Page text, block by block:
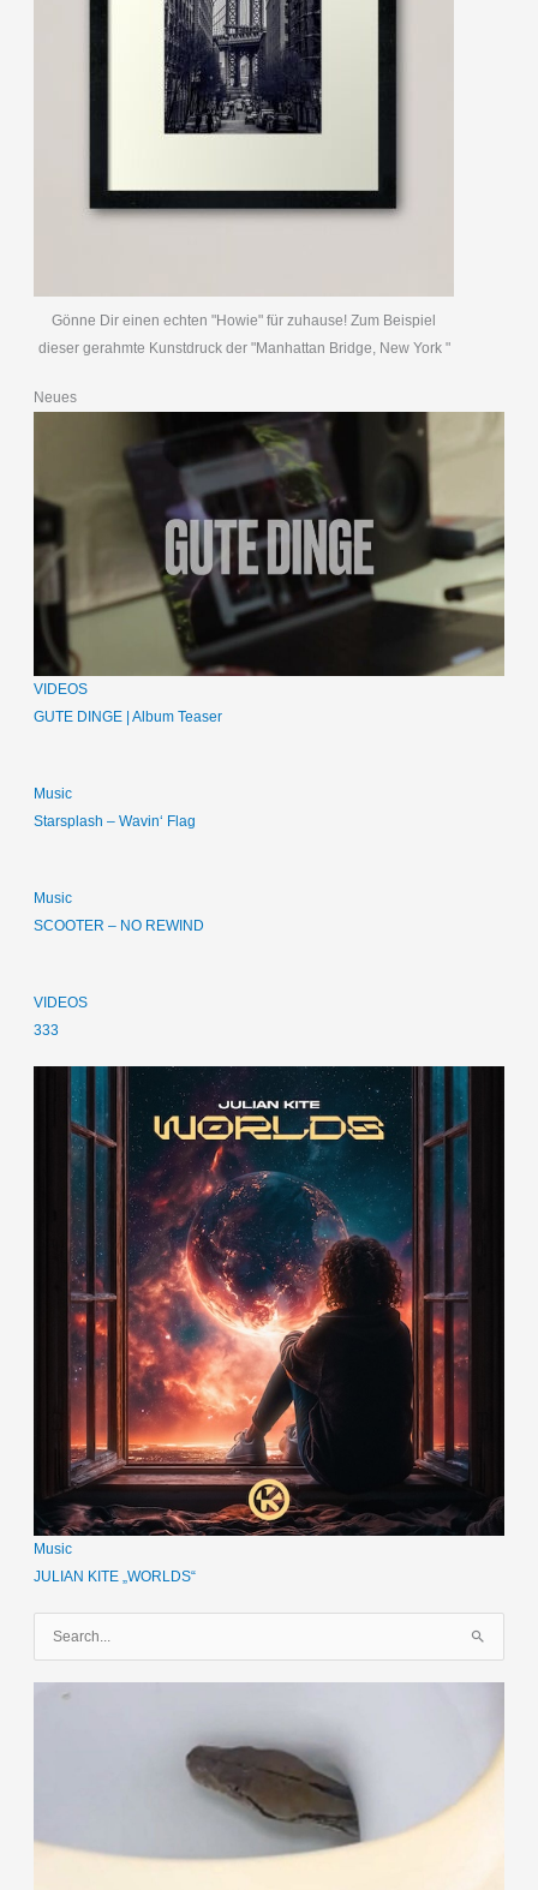
Gönne Dir einen echten "Howie" für zuhause! Zum Beispiel
dieser gerahmte Kunstdruck der "Manhattan Bridge, New York "
Neues
VIDEOS
GUTE DINGE | Album Teaser
Music
Starsplash – Wavin‘ Flag
Music
SCOOTER – NO REWIND
VIDEOS
333
Music
JULIAN KITE „WORLDS“
c
c